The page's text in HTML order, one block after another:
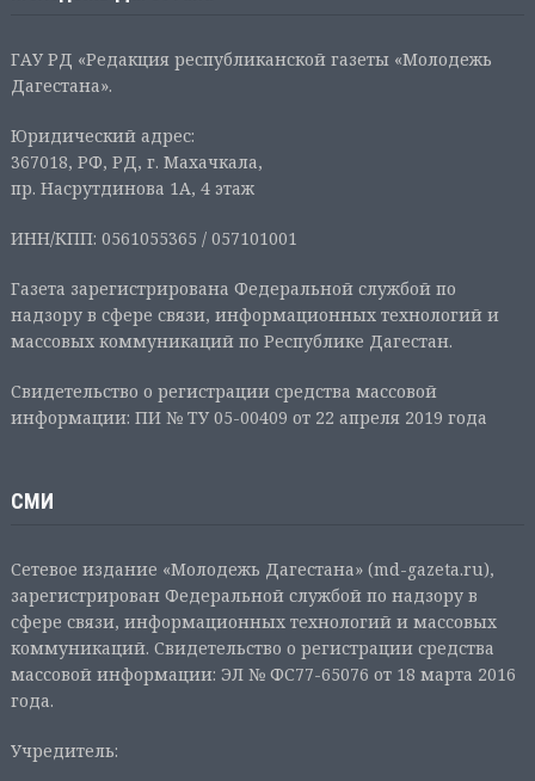
ГАУ РД «Редакция республиканской газеты «Молодежь
Дагестана».
Юридический адрес:
367018, РФ, РД, г. Махачкала,
пр. Насрутдинова 1А, 4 этаж
ИНН/КПП: 0561055365 / 057101001
Газета зарегистрирована Федеральной службой по
надзору в сфере связи, информационных технологий и
массовых коммуникаций по Республике Дагестан.
Свидетельство о регистрации средства массовой
информации: ПИ № ТУ 05-00409 от 22 апреля 2019 года
СМИ
Сетевое издание «Молодежь Дагестана» (md-gazeta.ru),
зарегистрирован Федеральной службой по надзору в
сфере связи, информационных технологий и массовых
коммуникаций. Свидетельство о регистрации средства
массовой информации: ЭЛ № ФС77-65076 от 18 марта 2016
года.
Учредитель: